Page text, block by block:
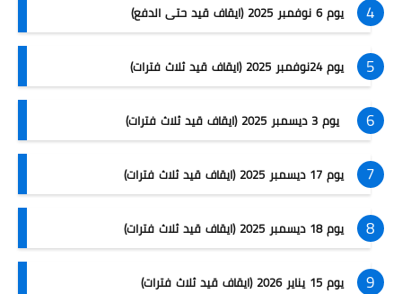
يوم 6 نوفمبر 2025 (ايقاف قيد حتى الدفع)
يوم 24نوفمبر 2025 (ايقاف قيد ثلاث فترات)
يوم 3 ديسمبر 2025 (ايقاف قيد ثلاث فترات)
يوم 17 ديسمبر 2025 (ايقاف قيد ثلاث فترات)
يوم 18 ديسمبر 2025 (ايقاف قيد ثلاث فترات)
يوم 15 يناير 2026 (ايقاف قيد ثلاث فترات)